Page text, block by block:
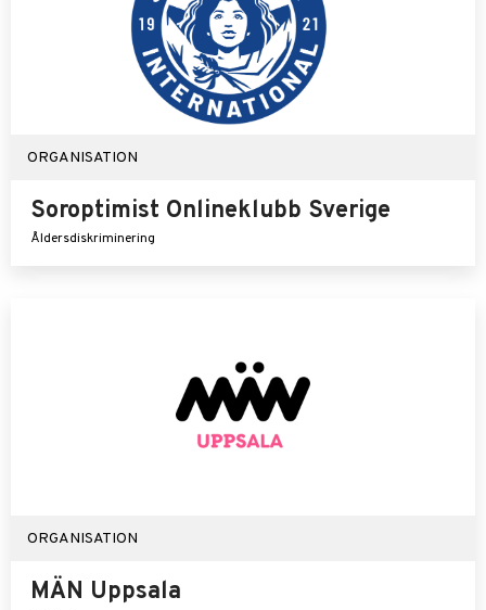
ORGANISATION
Soroptimist Onlineklubb Sverige
Åldersdiskriminering
ORGANISATION
MÄN Uppsala